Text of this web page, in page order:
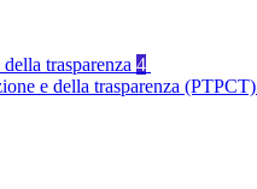
trasparenza 4
e della trasparenza (PTPCT)